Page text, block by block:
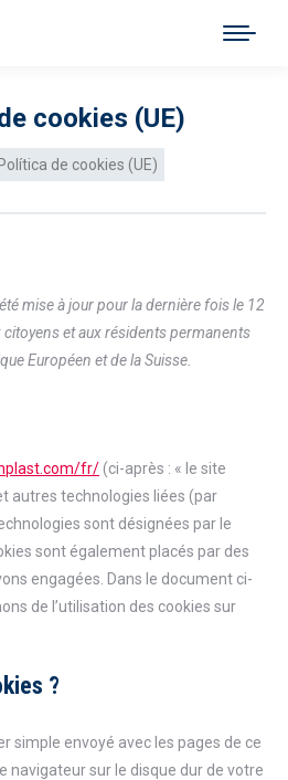
cookies (UE)
:
Política de cookies (UE)
mise à jour pour la dernière fois le 12
citoyens et aux résidents permanents
Européen et de la Suisse.
fr/(ci-après : « le site
autres technologies liées (par
sont désignées par le
sont également placés par des
engagées. Dans le document ci-
de l’utilisation des cookies sur
?
simple envoyé avec les pages de ce
navigateur sur le disque dur de votre